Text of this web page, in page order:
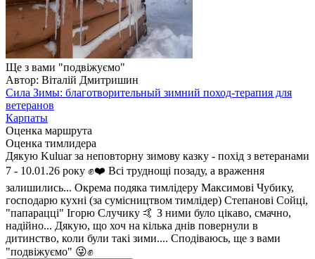
Ще з вами "подвіжуємо"
Автор: Віталій Дмитришин
Сила Зимы: благотворительный зимний поход-терапия для
ветеранов
Карпаты
Оценка маршрута
Оценка тимлидера
Дякую Kuluar за неповторну зимову казку - похід з ветеранами
7 - 10.01.26 року ✊❤️ Всі труднощі позаду, а враження
залишились... Окрема подяка тимлідеру Максимові Чубику,
господарю кухні (за сумісництвом тимлідер) Степанові Сойці,
"папарацці" Ігорю Случику 🤙 З ними було цікаво, смачно,
надійно... Дякую, що хоч на кілька днів повернули в
дитинство, коли були такі зими.... Сподіваюсь, ще з вами
"подвіжуємо" 😜✊